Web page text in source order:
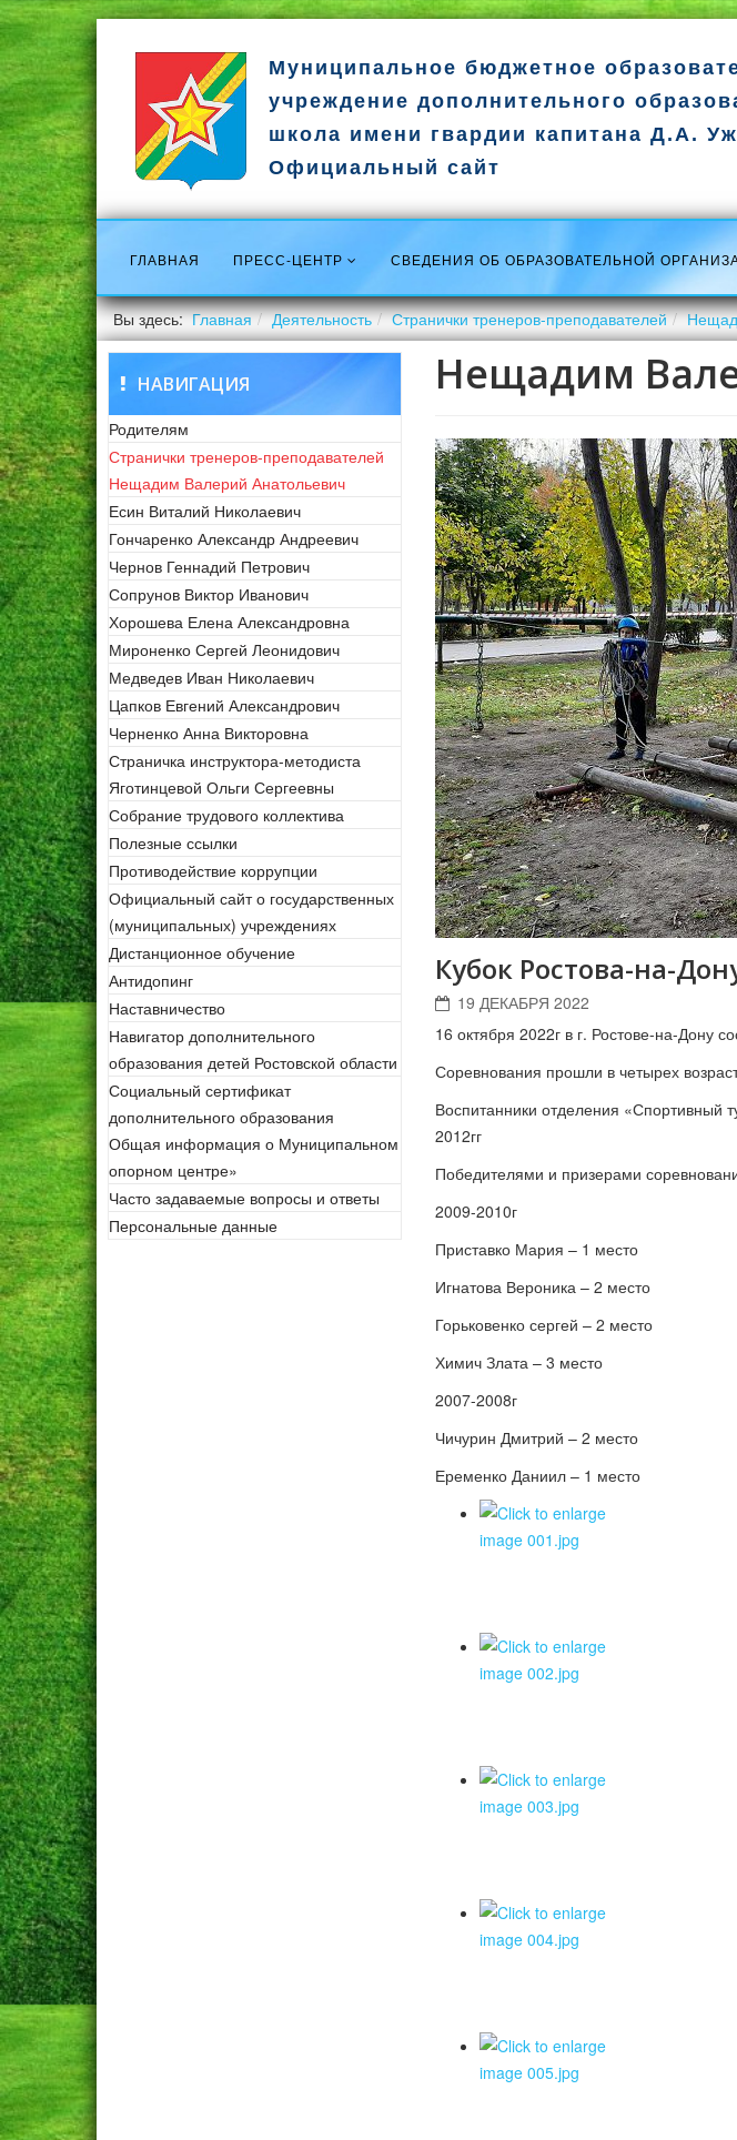
Муниципальное бюджетное
учреждение дополнительного
школа имени гвардии капитана Д.А.
Официальный сайт
ГЛАВНАЯ ПРЕСС-ЦЕНТР СВЕДЕНИЯ ОБ ОБРАЗОВАТЕЛЬНОЙ
Вы здесь:Главная Деятельность Странички тренеров-преподавателей
НАВИГАЦИЯ
Родителям
Странички тренеров-преподавателей
Нещадим Валерий Анатольевич
Есин Виталий Николаевич
Гончаренко Александр Андреевич
Чернов Геннадий Петрович
Сопрунов Виктор Иванович
Хорошева Елена Александровна
Мироненко Сергей Леонидович
Медведев Иван Николаевич
Цапков Евгений Александрович
Черненко Анна Викторовна
Страничка инструктора-методиста
Яготинцевой Ольги Сергеевны
Собрание трудового коллектива
Полезные ссылки
Противодействие коррупции
Официальный сайт о государственных
(муниципальных) учреждениях
Дистанционное обучение
Антидопинг
Наставничество
Навигатор дополнительного
образования детей Ростовской области
Социальный сертификат
дополнительного образования
Общая информация о Муниципальном
опорном центре»
Часто задаваемые вопросы и ответы
Персональные данные
Нещадим
Кубок Ростова-на-
19 ДЕКАБРЯ 2022
16 октября 2022г в г. Ростове-на-Дону
Соревнования прошли в четырех
Воспитанники отделения «Спортивный
2012гг
Победителями и призерами
2009-2010г
Приставко Мария – 1 место
Игнатова Вероника – 2 место
Горьковенко сергей – 2 место
Химич Злата – 3 место
2007-2008г
Чичурин Дмитрий – 2 место
Еременко Даниил – 1 место